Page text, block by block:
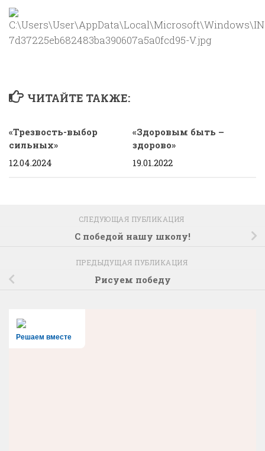
ЧИТАЙТЕ ТАКЖЕ:
«Трезвость-выбор
сильных»
12.04.2024
«Здоровым быть –
здорово»
19.01.2022
СЛЕДУЮЩАЯ ПУБЛИКАЦИЯ
С победой нашу школу!
ПРЕДЫДУЩАЯ ПУБЛИКАЦИЯ
Рисуем победу
Решаем вместе